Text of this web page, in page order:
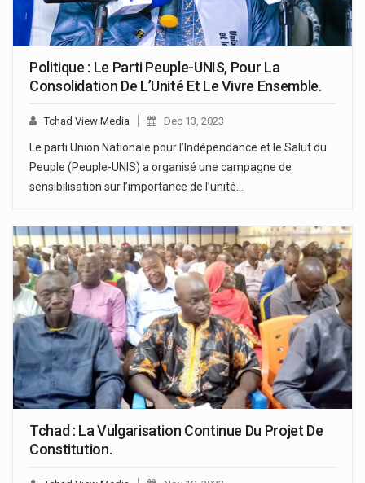
Politique : Le Parti Peuple-UNIS, Pour La
Consolidation De L’Unité Et Le Vivre Ensemble.
Tchad View Media Dec 13, 2023
Le parti Union Nationale pour l’Indépendance et le Salut du
Peuple (Peuple-UNIS) a organisé une campagne de
sensibilisation sur l’importance de l’unité…
Tchad : La Vulgarisation Continue Du Projet De
Constitution.